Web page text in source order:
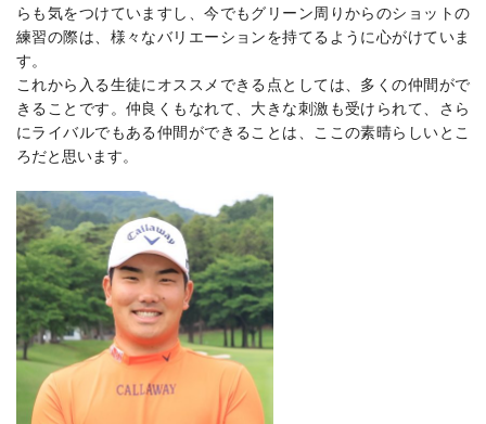
らも気をつけていますし、今でもグリーン周りからのショットの
練習の際は、様々なバリエーションを持てるように心がけていま
す。
これから入る生徒にオススメできる点としては、多くの仲間がで
きることです。仲良くもなれて、大きな刺激も受けられて、さら
にライバルでもある仲間ができることは、ここの素晴らしいとこ
ろだと思います。